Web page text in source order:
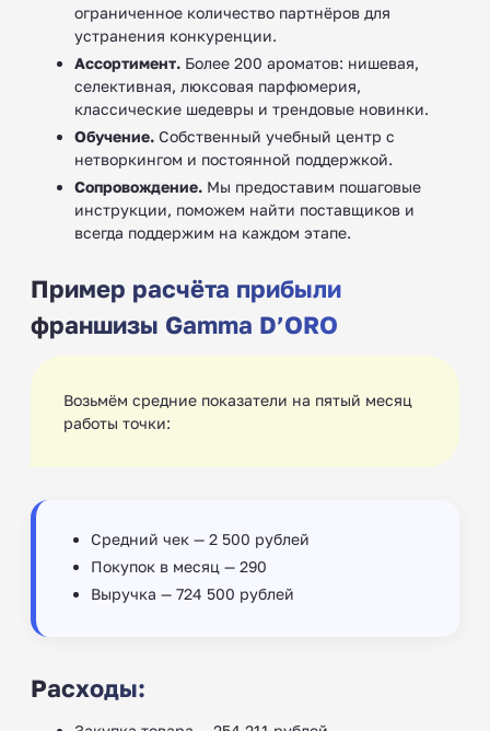
ограниченное количество партнёров для
устранения конкуренции.
Ассортимент. Более 200 ароматов: нишевая,
селективная, люксовая парфюмерия,
классические шедевры и трендовые новинки.
Обучение. Собственный учебный центр с
нетворкингом и постоянной поддержкой.
Сопровождение. Мы предоставим пошаговые
инструкции, поможем найти поставщиков и
всегда поддержим на каждом этапе.
Пример расчёта прибыли
франшизы Gamma D’ORO
Возьмём средние показатели на пятый месяц
работы точки:
Средний чек — 2 500 рублей
Покупок в месяц — 290
Выручка — 724 500 рублей
Расходы: